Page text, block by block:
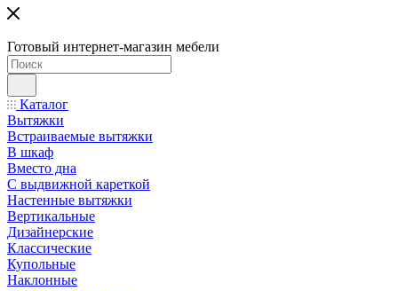
Готовый интернет-магазин мебели
Каталог
Вытяжки
Встраиваемые вытяжки
В шкаф
Вместо дна
С выдвижной кареткой
Настенные вытяжки
Вертикальные
Дизайнерские
Классические
Купольные
Наклонные